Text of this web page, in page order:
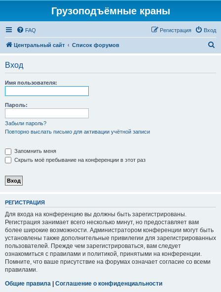
Грузоподъёмные краны
FAQ Вход
Регистрация
Центральный сайт Список форумов
Вход
Имя пользователя:
Пароль:
Забыли пароль?
Повторно выслать письмо для активации учётной записи
Запомнить меня
Скрыть моё пребывание на конференции в этот раз
РЕГИСТРАЦИЯ
Для входа на конференцию вы должны быть зарегистрированы.
Регистрация занимает всего несколько минут, но предоставляет вам
более широкие возможности. Администратором конференции могут быть
установлены также дополнительные привилегии для зарегистрированных
пользователей. Прежде чем зарегистрироваться, вам следует
ознакомиться с правилами и политикой, принятыми на конференции.
Помните, что ваше присутствие на форумах означает согласие со всеми
правилами.
Общие правила | Соглашение о конфиденциальности